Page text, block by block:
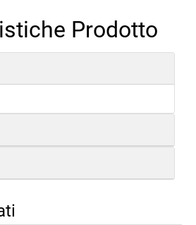
Prodotto